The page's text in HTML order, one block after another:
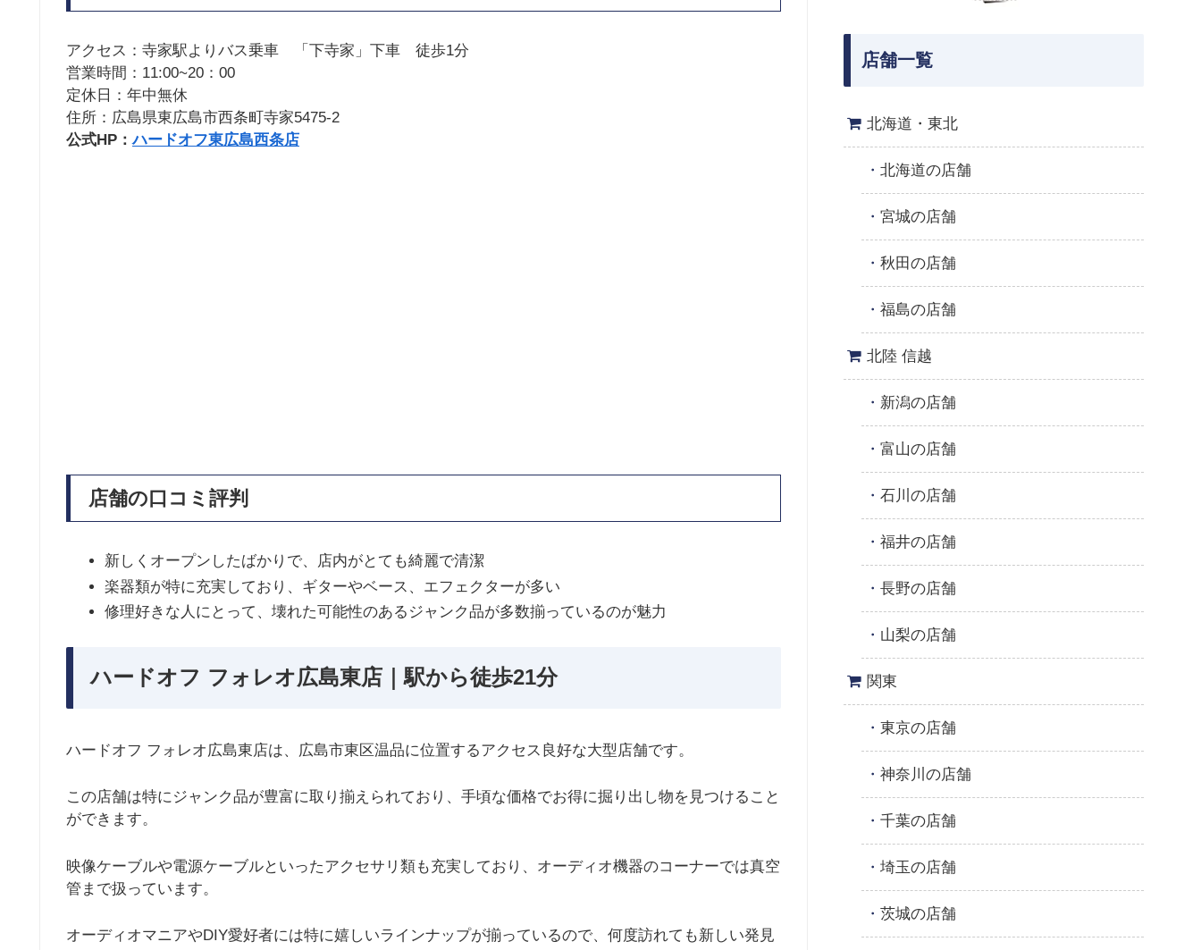
アクセス：寺家駅よりバス乗車 「下寺家」下車 徒歩1分
営業時間：11:00~20：00
定休日：年中無休
住所：広島県東広島市西条町寺家5475-2
公式HP：ハードオフ東広島西条店
店舗の口コミ評判
新しくオープンしたばかりで、店内がとても綺麗で清潔
楽器類が特に充実しており、ギターやベース、エフェクターが多い
修理好きな人にとって、壊れた可能性のあるジャンク品が多数揃っているのが魅力
ハードオフ フォレオ広島東店｜駅から徒歩21分
ハードオフ フォレオ広島東店は、広島市東区温品に位置するアクセス良好な大型店舗です。
この店舗は特にジャンク品が豊富に取り揃えられており、手頃な価格でお得に掘り出し物を見つけること
ができます。
映像ケーブルや電源ケーブルといったアクセサリ類も充実しており、オーディオ機器のコーナーでは真空
管まで扱っています。
オーディオマニアやDIY愛好者には特に嬉しいラインナップが揃っているので、何度訪れても新しい発見
店舗一覧
北海道・東北
北海道の店舗
宮城の店舗
秋田の店舗
福島の店舗
北陸 信越
新潟の店舗
富山の店舗
石川の店舗
福井の店舗
長野の店舗
山梨の店舗
関東
東京の店舗
神奈川の店舗
千葉の店舗
埼玉の店舗
茨城の店舗